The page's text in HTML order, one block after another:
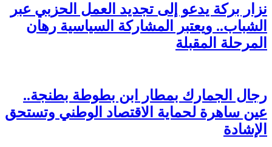
نزار بركة يدعو إلى تجديد العمل الحزبي عبر
الشباب.. ويعتبر المشاركة السياسية رهان
المرحلة المقبلة
رجال الجمارك بمطار ابن بطوطة بطنجة..
عين ساهرة لحماية الاقتصاد الوطني وتستحق
الإشادة